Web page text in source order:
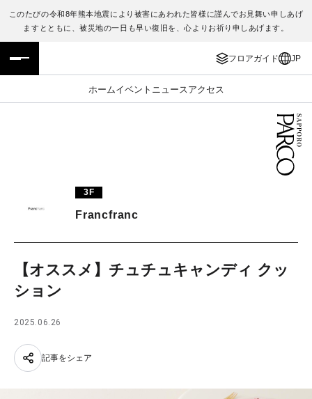
このたびの令和8年熊本地震により被害にあわれた皆様に謹んでお見舞い申しあげ
ますとともに、被災地の一日も早い復旧を、心よりお祈り申しあげます。
フロアガイド JP
ホームイベント ニュース アクセス
フロアガイド
施設案内・アクセス
TAX FREE
JP
ENGLISH
繁体字
日本語
3F
Francfranc
【オススメ】チュチュキャンディ クッ
ション
2025.06.26
記事をシェア